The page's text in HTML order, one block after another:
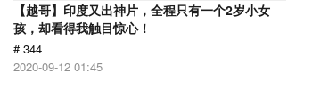
【越哥】印度又出神片，全程只有一个2岁小女
孩，却看得我触目惊心！
# 344
2020-09-12 01:45